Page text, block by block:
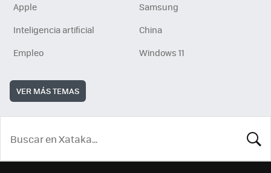
Apple
Samsung
Inteligencia artificial
China
Empleo
Windows 11
VER MÁS TEMAS